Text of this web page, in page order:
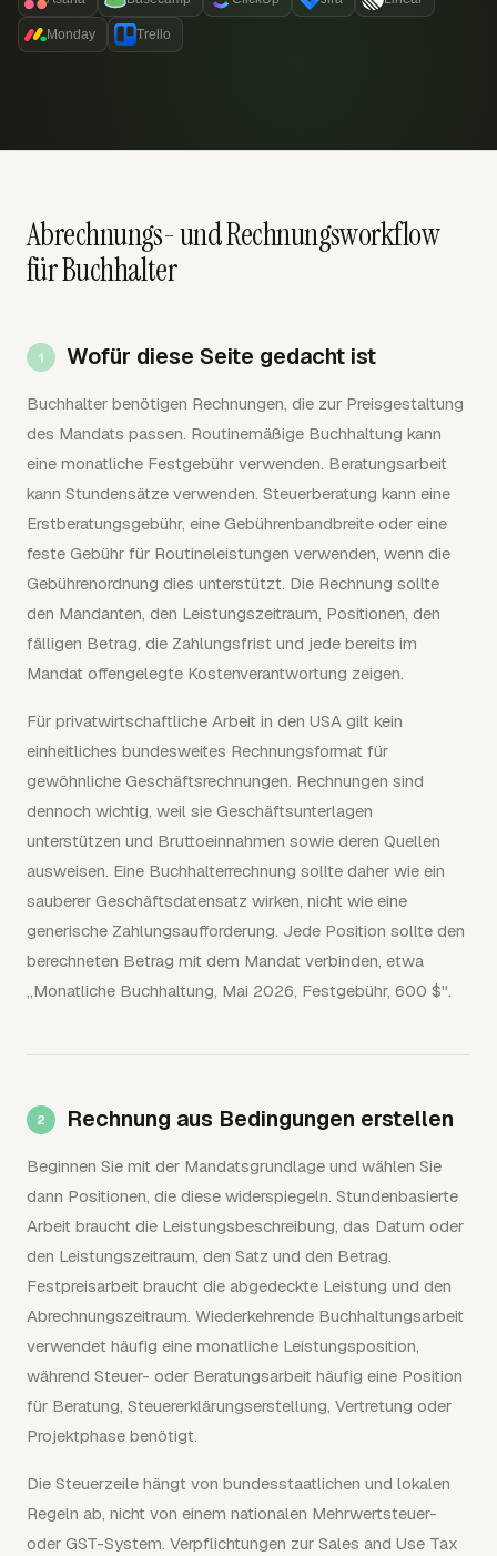
Monday Trello
Abrechnungs- und Rechnungsworkflow
für Buchhalter
Wofür diese Seite gedacht ist
Buchhalter benötigen Rechnungen, die zur Preisgestaltung
des Mandats passen. Routinemäßige Buchhaltung kann
eine monatliche Festgebühr verwenden. Beratungsarbeit
kann Stundensätze verwenden. Steuerberatung kann eine
Erstberatungsgebühr, eine Gebührenbandbreite oder eine
feste Gebühr für Routineleistungen verwenden, wenn die
Gebührenordnung dies unterstützt. Die Rechnung sollte
den Mandanten, den Leistungszeitraum, Positionen, den
fälligen Betrag, die Zahlungsfrist und jede bereits im
Mandat offengelegte Kostenverantwortung zeigen.
Für privatwirtschaftliche Arbeit in den USA gilt kein
einheitliches bundesweites Rechnungsformat für
gewöhnliche Geschäftsrechnungen. Rechnungen sind
dennoch wichtig, weil sie Geschäftsunterlagen
unterstützen und Bruttoeinnahmen sowie deren Quellen
ausweisen. Eine Buchhalterrechnung sollte daher wie ein
sauberer Geschäftsdatensatz wirken, nicht wie eine
generische Zahlungsaufforderung. Jede Position sollte den
berechneten Betrag mit dem Mandat verbinden, etwa
„Monatliche Buchhaltung, Mai 2026, Festgebühr, 600 $".
Rechnung aus Bedingungen erstellen
Beginnen Sie mit der Mandatsgrundlage und wählen Sie
dann Positionen, die diese widerspiegeln. Stundenbasierte
Arbeit braucht die Leistungsbeschreibung, das Datum oder
den Leistungszeitraum, den Satz und den Betrag.
Festpreisarbeit braucht die abgedeckte Leistung und den
Abrechnungszeitraum. Wiederkehrende Buchhaltungsarbeit
verwendet häufig eine monatliche Leistungsposition,
während Steuer- oder Beratungsarbeit häufig eine Position
für Beratung, Steuererklärungserstellung, Vertretung oder
Projektphase benötigt.
Die Steuerzeile hängt von bundesstaatlichen und lokalen
Regeln ab, nicht von einem nationalen Mehrwertsteuer-
oder GST-System. Verpflichtungen zur Sales and Use Tax